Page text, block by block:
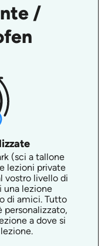
/
(sci a tallone
lezioni private
vostro livello di
una lezione
di amici. Tutto
personalizzato,
a dove si